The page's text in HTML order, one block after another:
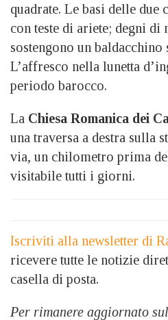
quadrate. Le basi delle
con teste di ariete; degni di
sostengono un
L’affresco nella lunetta
periodo barocco.
La Chiesa Romanica dei
una traversa a destra sulla
via, un chilometro prima
visitabile tutti i giorni.
Iscriviti alla newsletter di
ricevere tutte le notizie
casella di posta.
Per rimanere aggiornato